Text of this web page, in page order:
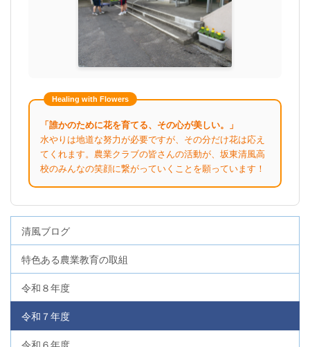
Healing with Flowers
「誰かのために花を育てる、その心が美しい。」
水やりは地道な努力が必要ですが、その分だけ花は応え
てくれます。農業クラブの皆さんの活動が、坂東清風高
校のみんなの笑顔に繋がっていくことを願っています！
清風ブログ
特色ある農業教育の取組
令和８年度
令和７年度
令和６年度